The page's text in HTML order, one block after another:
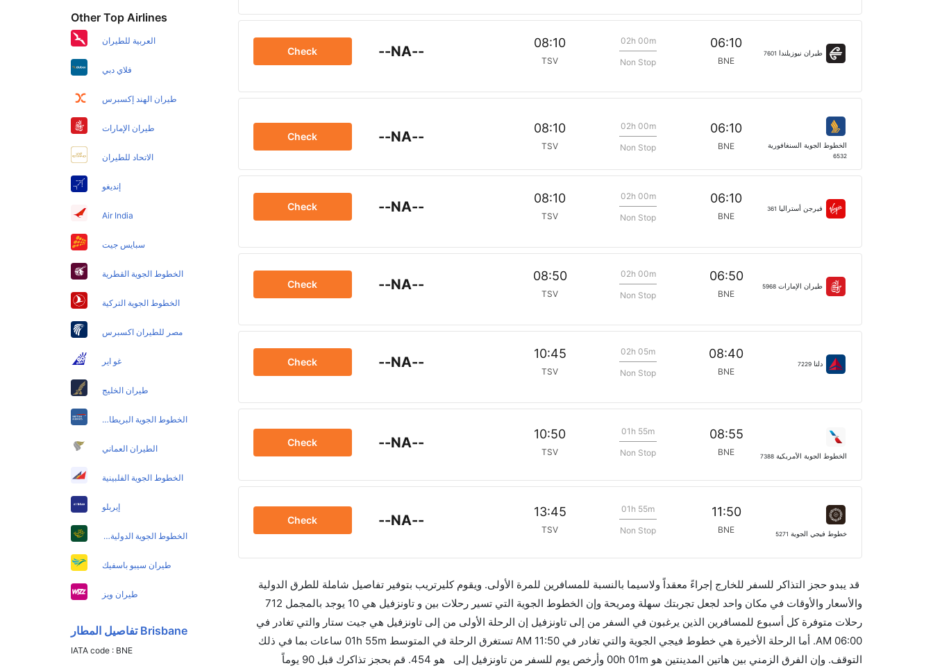
طيران نيوزيلندا 7601
06:10
BNE
02h 00m
Non Stop
08:10
TSV
--NA--
Check
الخطوط الجوية السنغافورية
6532
06:10
BNE
02h 00m
Non Stop
08:10
TSV
--NA--
Check
فيرجن أستراليا 361
06:10
BNE
02h 00m
Non Stop
08:10
TSV
--NA--
Check
طيران الإمارات 5968
06:50
BNE
02h 00m
Non Stop
08:50
TSV
--NA--
Check
دلتا 7229
08:40
BNE
02h 05m
Non Stop
10:45
TSV
--NA--
Check
الخطوط الجوية الأمريكية 7388
08:55
BNE
01h 55m
Non Stop
10:50
TSV
--NA--
Check
خطوط فيجي الجوية 5271
11:50
BNE
01h 55m
Non Stop
13:45
TSV
--NA--
Check
قد يبدو حجز التذاكر للسفر للخارج إجراءً معقداً ولاسيما بالنسبة للمسافرين للمرة الأولى. ويقوم كليرتريب بتوفير تفاصيل شاملة للطرق الدولية
والأسعار والأوقات في مكان واحد لجعل تجربتك سهلة ومريحة وإن الخطوط الجوية التي تسير رحلات بين و تاونزفيل هي 10 يوجد بالمجمل 712
رحلات متوفرة كل أسبوع للمسافرين الذين يرغبون في السفر من إلى تاونزفيل إن الرحلة الأولى من إلى تاونزفيل هي جيت ستار والتي تغادر في
06:00 AM. أما الرحلة الأخيرة هي خطوط فيجي الجوية والتي تغادر في 11:50 AM تستغرق الرحلة في المتوسط 01h 55m ساعات بما في ذلك
التوقف. وإن الفرق الزمني بين هاتين المدينتين هو 00h 01m وأرخص يوم للسفر من تاونزفيل إلى هو 454. قم بحجز تذاكرك قبل 90 يوماً
Other Top Airlines
العربية للطيران
فلاي دبي
طيران الهند إكسبرس
طيران الإمارات
الاتحاد للطيران
إنديغو
Air India
سبايس جيت
الخطوط الجوية القطرية
الخطوط الجوية التركية
مصر للطيران اكسبرس
غو اير
طيران الخليج
الخطوط الجوية البريطانية
الطيران العماني
الخطوط الجوية الفلبينية
إيربلو
الخطوط الجوية الدولية الباكستانية
طيران سيبو باسفيك
طيران ويز
Brisbane تفاصيل المطار
IATA code : BNE